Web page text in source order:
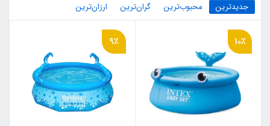
جدیدترین محبوب‌ترین گران‌ترین ارزان‌ترین
10٪ 9٪